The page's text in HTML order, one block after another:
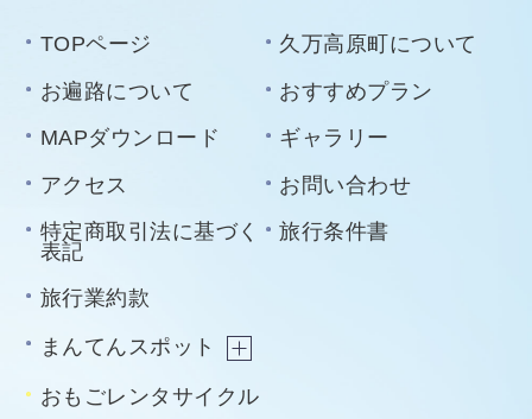
TOPページ
久万高原町について
お遍路について
おすすめプラン
MAPダウンロード
ギャラリー
アクセス
お問い合わせ
特定商取引法に基づく
表記
旅行条件書
旅行業約款
まんてんスポット
おもごレンタサイクル